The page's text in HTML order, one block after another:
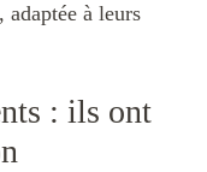
adaptée à leurs
: ils ont